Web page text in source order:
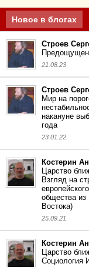
Новое в блогах
Строев
21.08.23
Строев
Мир на
накануне
года
23.01.22
Костерин
Царство
Взгляд на
общества из
Востока)
25.09.21
Костерин
Царство
Социология